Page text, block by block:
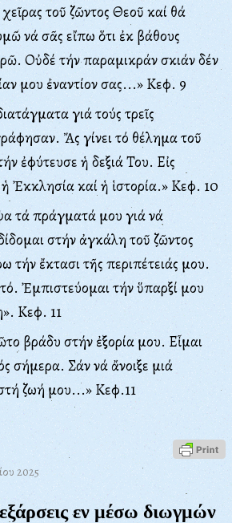
χεῖρας τοῦ ζῶντος Θεοῦ καί θά
νά σᾶς εἴπω ὅτι ἐκ βάθους
Οὐδέ τήν παραμικράν σκιάν δέν
μου ἐναντίον σας...» Κεφ. 9
γιά τούς τρεῖς
Ἄς γίνει τό θέλημα τοῦ
ἐφύτευσε ἡ δεξιά Του. Εἰς
Ἐκκλησία καί ἡ ἱστορία.» Κεφ. 10
τά πράγματά μου γιά νά
στήν ἀγκάλη τοῦ ζῶντος
τήν ἔκτασι τῆς περιπέτειάς μου.
Ἐμπιστεύομαι τήν ὕπαρξί μου
Κεφ. 11
βράδυ στήν ἐξορία μου. Εἶμαι
σήμερα. Σάν νά ἄνοιξε μιά
ζωή μου...» Κεφ.11
2025
εν μέσω διωγμών